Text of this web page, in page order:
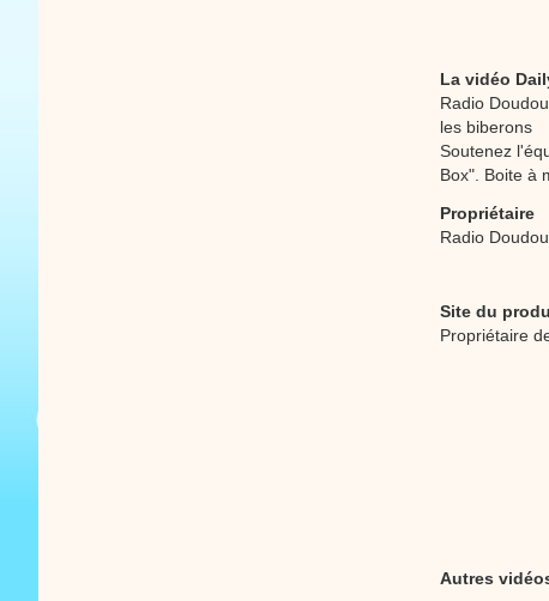
La vidéo
Radio
les biberons
Soutenez
Box". Boite à
Propriétaire
Radio Doudou
Site du
Propriétaire
Autres